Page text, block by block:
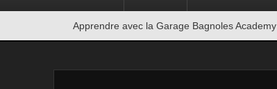
Apprendre avec la Garage Bagnoles Academy